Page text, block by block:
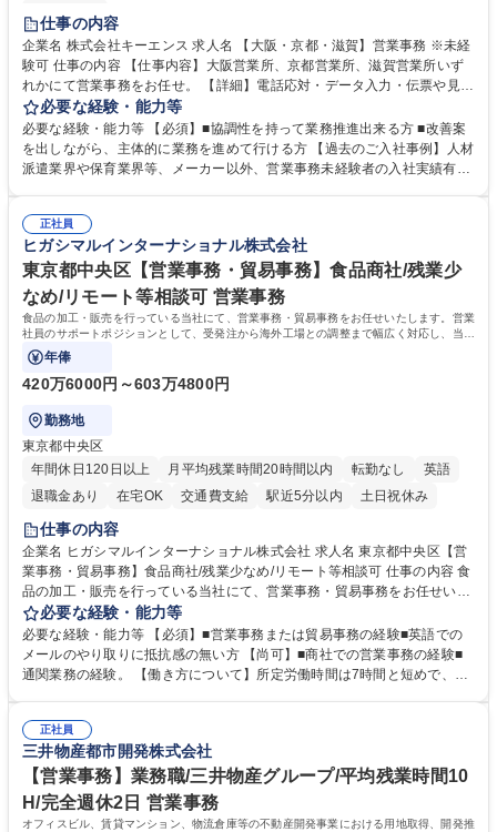
土日祝休み
仕事の内容
企業名 株式会社キーエンス 求人名 【大阪・京都・滋賀】営業事務 ※未経
験可 仕事の内容 【仕事内容】大阪営業所、京都営業所、滋賀営業所いず
れかにて営業事務をお任せ。 【詳細】電話応対・データ入力・伝票や見積
の作成・カタログ送付・来客対応・営業所内で発生する事務業務や業務改
善をお任せ。 【教育制度】ご入社後、育成担当とペアになりながらOJTに
て業務を覚えていただくことが可能です。業務システムがきちんと構築さ
れているため、スムーズに仕事に慣れることができる環境です。また、
募集職種 【大阪・京都・滋賀】営業事務 ※未経験可
必要な経験・能力等
必要な経験・能力等 【必須】■協調性を持って業務推進出来る方 ■改善案
を出しながら、主体的に業務を進めて行ける方 【過去のご入社事例】人材
派遣業界や保育業界等、メーカー以外、営業事務未経験者の入社実績有
えて、お客様や社員の状況に合わせ、能動的なサポート、改善の動きも期
待され。組織を支えるスペシャリストとして、チームに貢献し、結果的に
社員から頼られる存在になることができます。平均19:30の退勤以降の業
務の持ち帰りも禁止されており、メリハリのある働き方となります。 学
歴・資格 学歴：大学院 大学 高専 短大 語学力： 資格：
正社員
ヒガシマルインターナショナル株式会社
東京都中央区【営業事務・貿易事務】食品商社/残業少
なめ/リモート等相談可 営業事務
食品の加工・販売を行っている当社にて、営業事務・貿易事務をお任せいたします。営業
社員のサポートポジションとして、受発注から海外工場との調整まで幅広く対応し、当社
事業の根幹を支えていただきます。
年俸
420万6000円～603万4800円
勤務地
東京都中央区
年間休日120日以上
月平均残業時間20時間以内 転勤なし
英語
退職金あり
在宅OK 交通費支給 駅近5分以内 土日祝休み
仕事の内容
企業名 ヒガシマルインターナショナル株式会社 求人名 東京都中央区【営
業事務・貿易事務】食品商社/残業少なめ/リモート等相談可 仕事の内容 食
品の加工・販売を行っている当社にて、営業事務・貿易事務をお任せいた
します。営業社員のサポートポジションとして、受発注から海外工場との
調整まで幅広く対応し、当社事業の根幹を支えていただきます。 ■受発注
業務、請求書発行 ■海外工場とのスケジュール調整 ■在庫管理 ■輸入書類
の確認・作成 ■配送手配 ■通関業者を通して行う輸出入業全般 ■倉庫との
ルプロデュースしているため、商品に関わる全ての業務をサポート頂きま
す。 募集職種 東京都中央区【営業事務・貿易事務】食品商社/残業少なめ/
リモート等相談可
必要な経験・能力等
必要な経験・能力等 【必須】■営業事務または貿易事務の経験■英語での
メールのやり取りに抵抗感の無い方 【尚可】■商社での営業事務の経験■
通関業務の経験。 【働き方について】所定労働時間は7時間と短めで、残
の強み】1991年の設立以来、外食産業を中心としたお客様の多様なニー
ズに沿った冷凍水産物等の生産・輸入・販売を一貫して手掛けています。
自社工場と海外拠点の強固な連携によるワンストップサービスが最大の強
みです。 学歴・資格 学歴：大学院 大学 語学力：英語 資格：
正社員
三井物産都市開発株式会社
【営業事務】業務職/三井物産グループ/平均残業時間10
H/完全週休2日 営業事務
オフィスビル、賃貸マンション、物流倉庫等の不動産開発事業における用地取得、開発推